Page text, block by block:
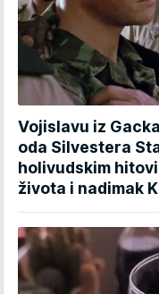
Vojislavu iz
oda Silvestera
holivudskim
života i nadimak